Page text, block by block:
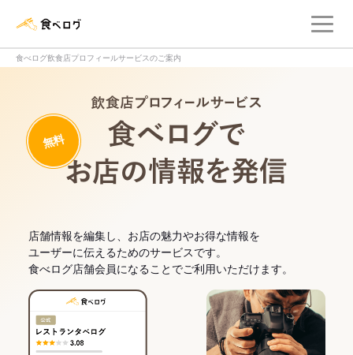
食べログ飲食店プロフィールサービスのご案内
無料
店舗情報を編集し、お店の魅力やお得な情報を
ユーザーに伝えるためのサービスです。
食べログ店舗会員になることでご利用いただけます。